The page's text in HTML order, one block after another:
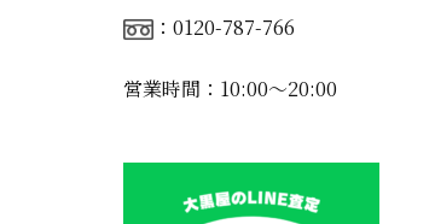
：0120-787-766
営業時間：10:00〜20:00